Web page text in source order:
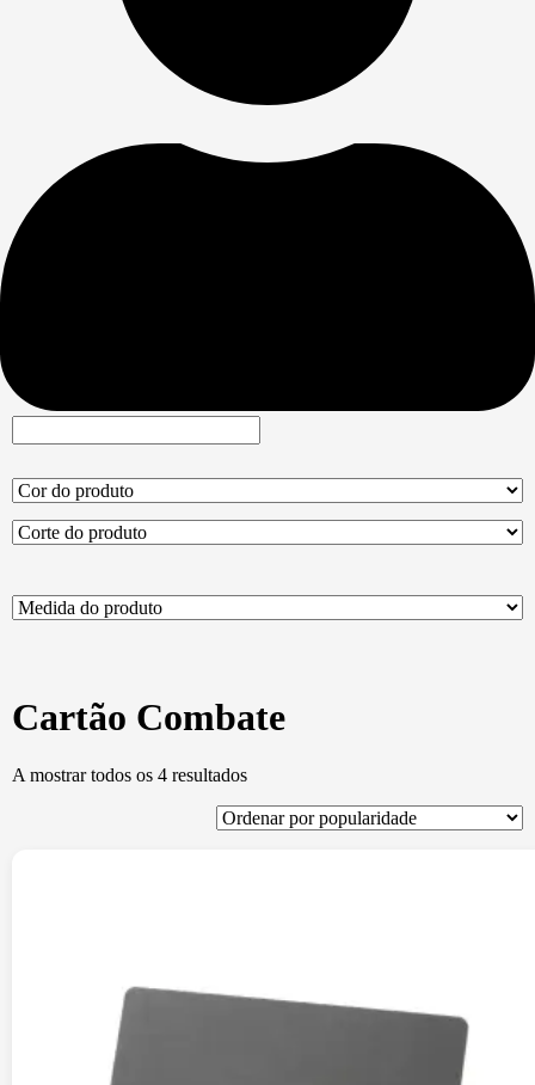
Cartão Combate
A mostrar todos os 4 resultadosOrdenado
popularidade